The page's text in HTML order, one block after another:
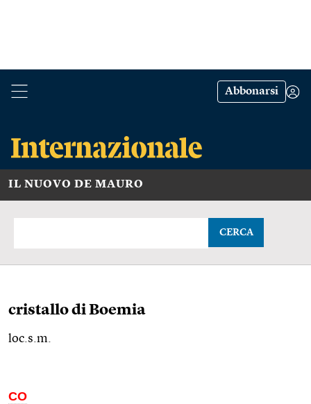
Abbonarsi
IL NUOVO DE MAURO
CERCA
cristallo di Boemia
loc.s.m.
CO